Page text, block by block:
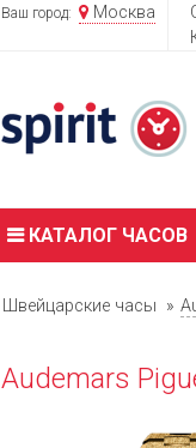
Ваш город: Москва
КАТАЛОГ ЧАСОВ
Швейцарские часы
Audemars